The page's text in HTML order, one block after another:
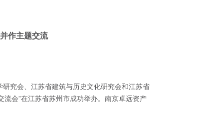
作主题交流
究会、江苏省建筑与历史文化研究会和江苏省
会”在江苏省苏州市成功举办。南京卓远资产